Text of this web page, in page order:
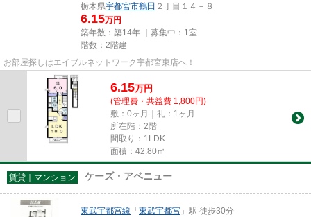
栃木県宇都宮市鶴田 ２丁目１４－８
6.15万円
築年数：築14年 ｜募集中： 1室
階数：2階建
お部屋探しはエイブルネットワーク宇都宮東店へ！
6.15万円
(管理費・共益費 1,800円)
敷：0ヶ月｜礼：1ヶ月
所在階：2階
間取り：1LDK
面積：42.80㎡
賃貸｜マンション ケーズ・アベニュー
東武宇都宮線 「東武宇都宮 」駅 徒歩30分